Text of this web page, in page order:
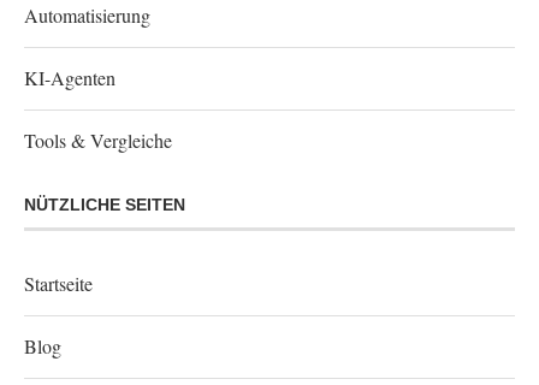
Automatisierung
KI-Agenten
Tools & Vergleiche
NÜTZLICHE SEITEN
Startseite
Blog